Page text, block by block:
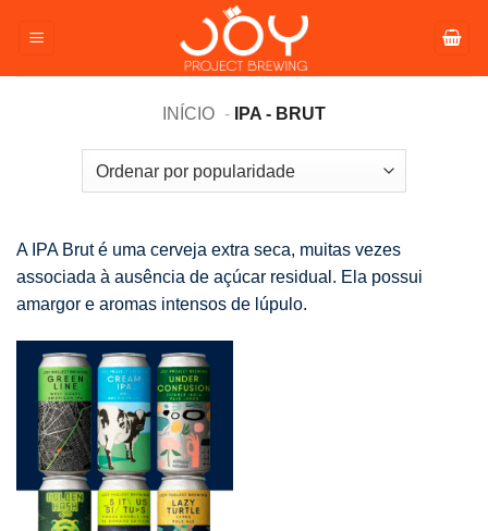
para
INÍCIO
IPA - BRUT
A IPA Brut é uma cerveja extra seca, muitas vezes
associada à ausência de açúcar residual. Ela possui
amargor e aromas intensos de lúpulo.